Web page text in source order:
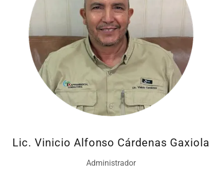
Lic. Vinicio Alfonso Cárdenas Gaxiola
Administrador